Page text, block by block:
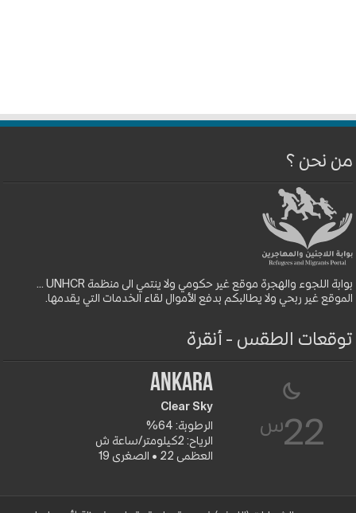
من نحن ؟
بوابة اللجوء والهجرة موقع غير حكومي ولا ينتمي الى منظمة UNHCR ...
الموقع غير ربحي ولا يطالبكم بدفع الأموال لقاء الخدمات التي يقدمها.
توقعات الطقس - أنقرة
22س
Ankara
Clear Sky
الرطوبة: 64%
الرياح: 2كيلومتر/ساعة ش
العظمى 22 • الصغرى 19